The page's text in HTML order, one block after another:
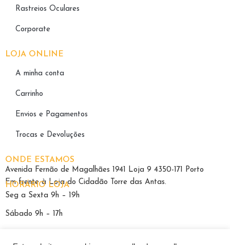
Rastreios Oculares
Corporate
LOJA ONLINE
A minha conta
Carrinho
Envios e Pagamentos
Trocas e Devoluções
ONDE ESTAMOS
Avenida Fernão de Magalhães 1941 Loja 9 4350-171 Porto
Em frente à Loja do Cidadão Torre das Antas.
HORÁRIO LOJA
Seg a Sexta 9h – 19h
Sábado 9h – 17h